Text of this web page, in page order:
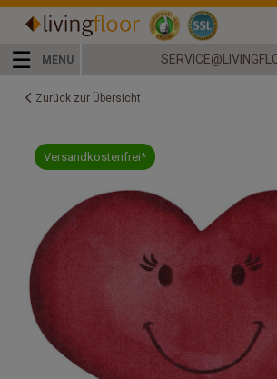
☰ MENU
Zurück zur Übersicht
Versandkostenfrei*